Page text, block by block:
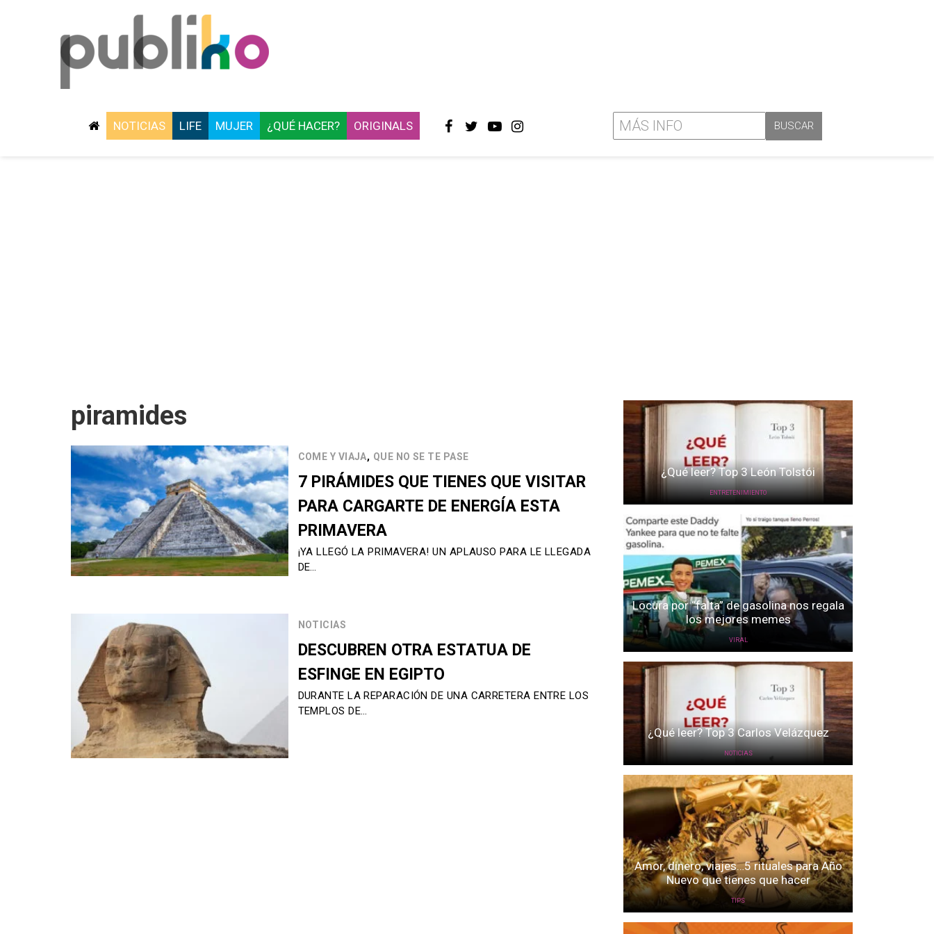
NOTICIAS LIFE MUJER ¿QUÉ HACER? ORIGINALS
piramides
COME Y VIAJA, QUE NO SE TE PASE
7 PIRÁMIDES QUE TIENES QUE VISITAR
PARA CARGARTE DE ENERGÍA ESTA
PRIMAVERA
¡YA LLEGÓ LA PRIMAVERA! UN APLAUSO PARA LE LLEGADA
DE…
NOTICIAS
DESCUBREN OTRA ESTATUA DE
ESFINGE EN EGIPTO
DURANTE LA REPARACIÓN DE UNA CARRETERA ENTRE LOS
TEMPLOS DE…
¿Qué leer? Top 3 León Tolstói
ENTRETENIMIENTO
Locura por “falta” de gasolina nos regala
los mejores memes
VIRAL
¿Qué leer? Top 3 Carlos Velázquez
NOTICIAS
Amor, dinero, viajes…5 rituales para Año
Nuevo que tienes que hacer
TIPS